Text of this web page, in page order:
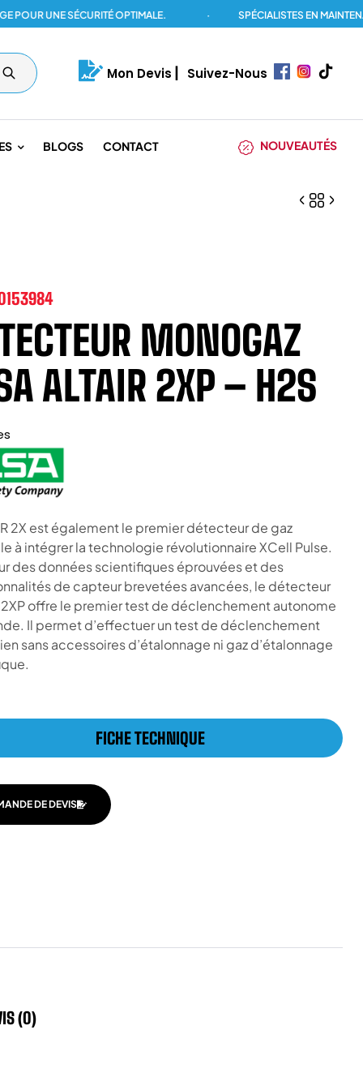
UNE SÉCURITÉ OPTIMALE. SPÉCIALISTES EN
Mon Devis Suivez-Nous
BLOGS CONTACT NOUVEAUTÉS
MONOGAZ
ALTAIR 2XP – H2S
2X est également le premier détecteur de gaz
à intégrer la technologie révolutionnaire XCell Pulse.
des données scientifiques éprouvées et des
de capteur brevetées avancées, le détecteur
2XP offre le premier test de déclenchement autonome
Il permet d’effectuer un test de déclenchement
sans accessoires d’étalonnage ni gaz d’étalonnage
FICHE TECHNIQUE
DE DEVIS
(0)